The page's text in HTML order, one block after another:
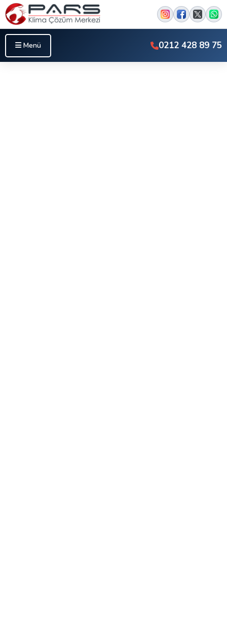
Menü 0212 428 89 75